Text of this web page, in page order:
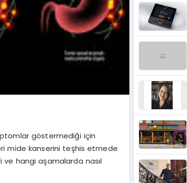
göstermediği için
mide kanserini teşhis etmede
ve hangi aşamalarda nasıl